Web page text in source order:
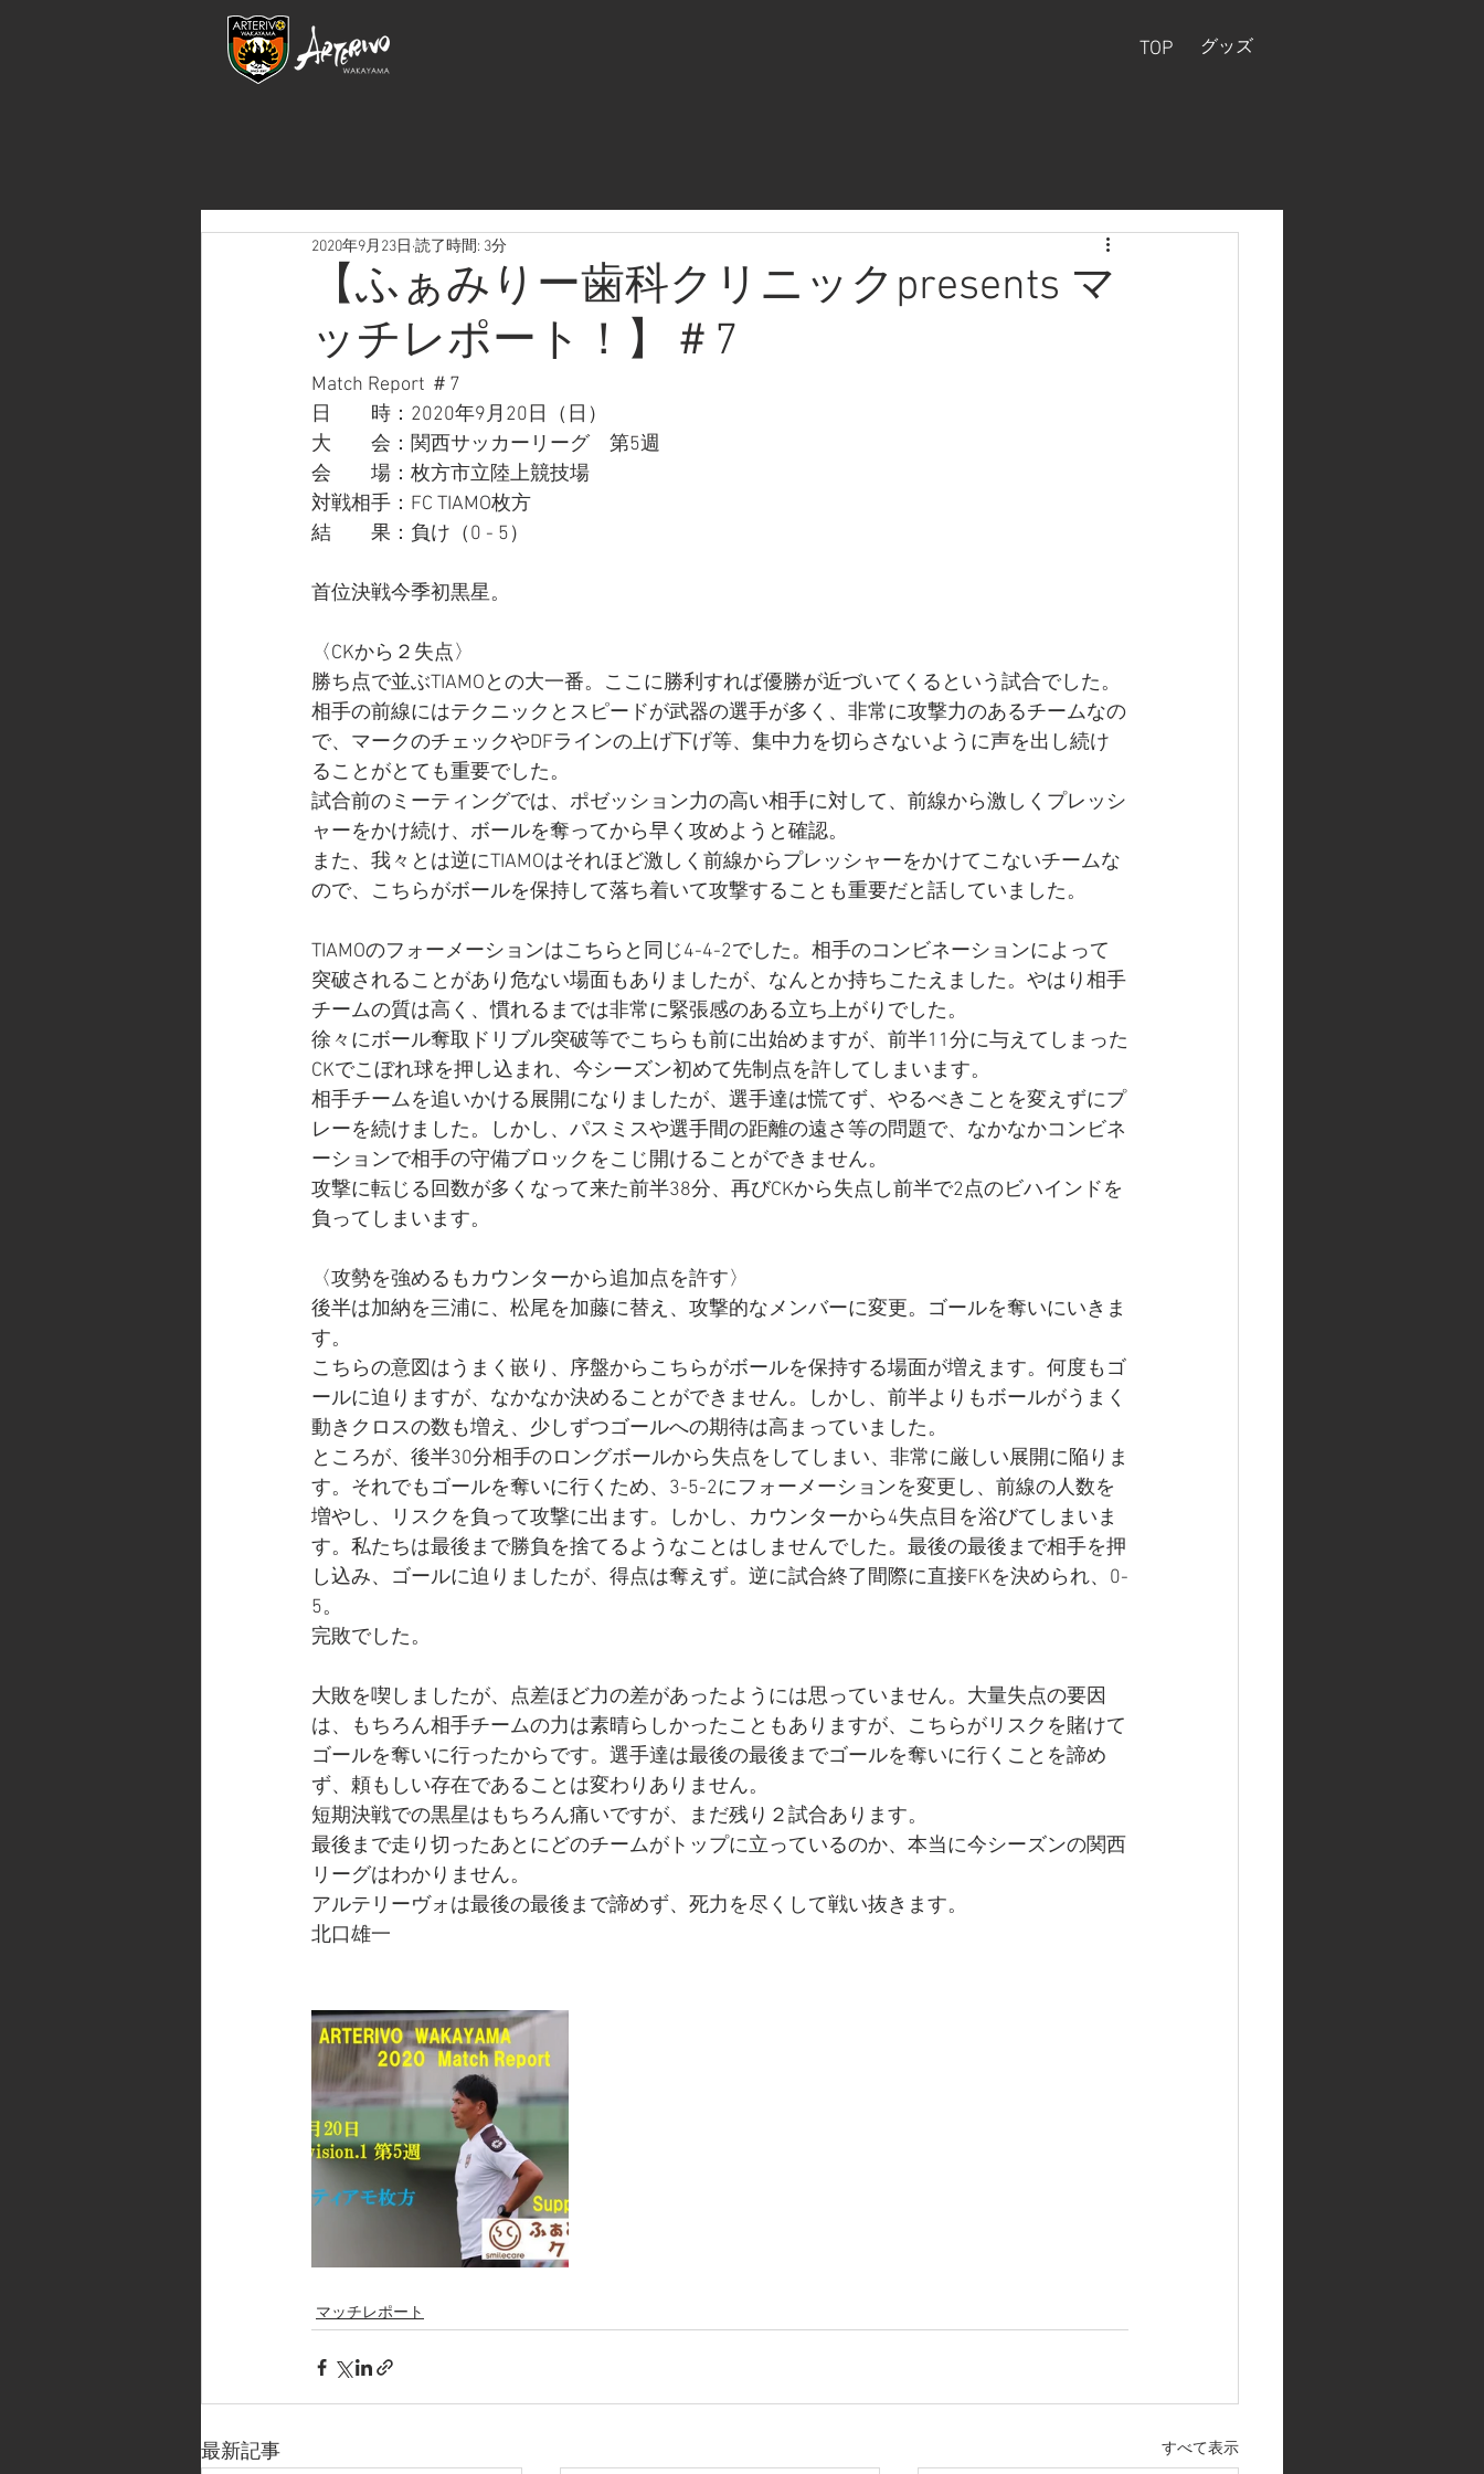
TOP グッズ
【ふぁみりー歯科クリニックpresents マ
ッチレポート！】＃7
2020年9月23日 読了時間: 3分
Match Report ＃7
日　　時：2020年9月20日（日）
大　　会：関西サッカーリーグ　第5週
会　　場：枚方市立陸上競技場
対戦相手：FC TIAMO枚方
結　　果：負け（0 - 5）
首位決戦今季初黒星。
〈CKから２失点〉
勝ち点で並ぶTIAMOとの大一番。ここに勝利すれば優勝が近づいてくるという試合でした。
相手の前線にはテクニックとスピードが武器の選手が多く、非常に攻撃力のあるチームなの
で、マークのチェックやDFラインの上げ下げ等、集中力を切らさないように声を出し続け
ることがとても重要でした。
試合前のミーティングでは、ポゼッション力の高い相手に対して、前線から激しくプレッシ
ャーをかけ続け、ボールを奪ってから早く攻めようと確認。
また、我々とは逆にTIAMOはそれほど激しく前線からプレッシャーをかけてこないチームな
ので、こちらがボールを保持して落ち着いて攻撃することも重要だと話していました。
TIAMOのフォーメーションはこちらと同じ4-4-2でした。相手のコンビネーションによって
突破されることがあり危ない場面もありましたが、なんとか持ちこたえました。やはり相手
チームの質は高く、慣れるまでは非常に緊張感のある立ち上がりでした。
徐々にボール奪取ドリブル突破等でこちらも前に出始めますが、前半11分に与えてしまった
CKでこぼれ球を押し込まれ、今シーズン初めて先制点を許してしまいます。
相手チームを追いかける展開になりましたが、選手達は慌てず、やるべきことを変えずにプ
レーを続けました。しかし、パスミスや選手間の距離の遠さ等の問題で、なかなかコンビネ
ーションで相手の守備ブロックをこじ開けることができません。
攻撃に転じる回数が多くなって来た前半38分、再びCKから失点し前半で2点のビハインドを
負ってしまいます。
〈攻勢を強めるもカウンターから追加点を許す〉
後半は加納を三浦に、松尾を加藤に替え、攻撃的なメンバーに変更。ゴールを奪いにいきま
す。
こちらの意図はうまく嵌り、序盤からこちらがボールを保持する場面が増えます。何度もゴ
ールに迫りますが、なかなか決めることができません。しかし、前半よりもボールがうまく
動きクロスの数も増え、少しずつゴールへの期待は高まっていました。
ところが、後半30分相手のロングボールから失点をしてしまい、非常に厳しい展開に陥りま
す。それでもゴールを奪いに行くため、3-5-2にフォーメーションを変更し、前線の人数を
増やし、リスクを負って攻撃に出ます。しかし、カウンターから4失点目を浴びてしまいま
す。私たちは最後まで勝負を捨てるようなことはしませんでした。最後の最後まで相手を押
し込み、ゴールに迫りましたが、得点は奪えず。逆に試合終了間際に直接FKを決められ、0-
5。
完敗でした。
大敗を喫しましたが、点差ほど力の差があったようには思っていません。大量失点の要因
は、もちろん相手チームの力は素晴らしかったこともありますが、こちらがリスクを賭けて
ゴールを奪いに行ったからです。選手達は最後の最後までゴールを奪いに行くことを諦め
ず、頼もしい存在であることは変わりありません。
短期決戦での黒星はもちろん痛いですが、まだ残り２試合あります。
最後まで走り切ったあとにどのチームがトップに立っているのか、本当に今シーズンの関西
リーグはわかりません。
アルテリーヴォは最後の最後まで諦めず、死力を尽くして戦い抜きます。
北口雄一
マッチレポート
最新記事 すべて表示